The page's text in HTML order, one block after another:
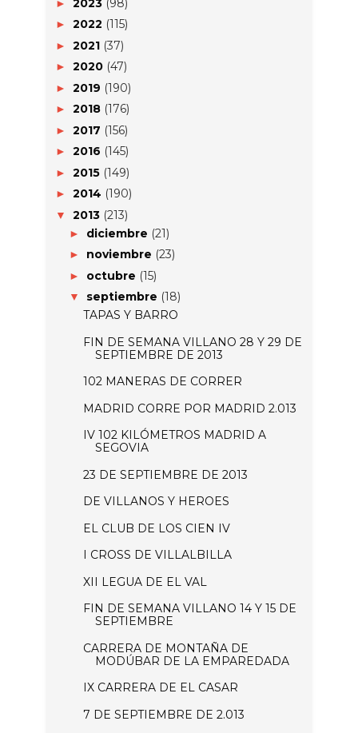
►
► 2022 (115)
► 2021 (37)
► 2020 (47)
► 2019 (190)
► 2018 (176)
► 2017 (156)
► 2016 (145)
► 2015 (149)
► 2014 (190)
▼ 2013 (213)
► diciembre (21)
► noviembre (23)
► octubre (15)
▼ septiembre (18)
TAPAS Y BARRO
FIN DE SEMANA VILLANO 28 Y 29 DE
SEPTIEMBRE DE 2013
102 MANERAS DE CORRER
MADRID CORRE POR MADRID 2.013
IV 102 KILÓMETROS MADRID A
SEGOVIA
23 DE SEPTIEMBRE DE 2013
DE VILLANOS Y HEROES
EL CLUB DE LOS CIEN IV
I CROSS DE VILLALBILLA
XII LEGUA DE EL VAL
FIN DE SEMANA VILLANO 14 Y 15 DE
SEPTIEMBRE
CARRERA DE MONTAÑA DE
MODÚBAR DE LA EMPAREDADA
IX CARRERA DE EL CASAR
7 DE SEPTIEMBRE DE 2.013